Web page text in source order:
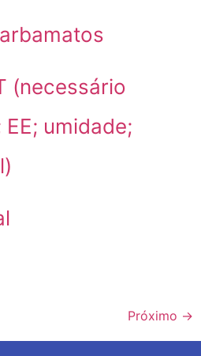
(necessário
EE; umidade;
Próximo →